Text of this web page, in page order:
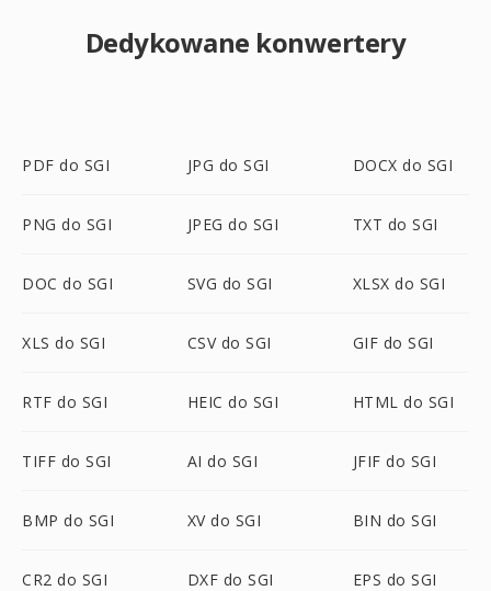
Dedykowane konwertery
PDF do SGI JPG do SGI DOCX do SGI
PNG do SGI JPEG do SGI TXT do SGI
DOC do SGI SVG do SGI XLSX do SGI
XLS do SGI CSV do SGI GIF do SGI
RTF do SGI HEIC do SGI HTML do SGI
TIFF do SGI AI do SGI JFIF do SGI
BMP do SGI XV do SGI BIN do SGI
CR2 do SGI DXF do SGI EPS do SGI